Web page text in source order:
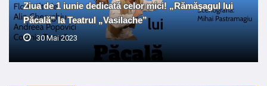
Ziua de 1 iunie dedicată celor mici! „Rămăşagul lui
Păcală” la Teatrul „Vasilache”
30 Mai 2023